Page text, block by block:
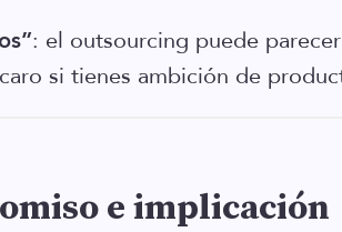
: el outsourcing puede
si tienes ambición de
e implicación